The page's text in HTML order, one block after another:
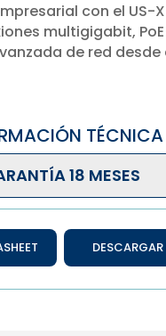
con el US-
multigigabit,
de red desde
TÉCNICA
18 MESES